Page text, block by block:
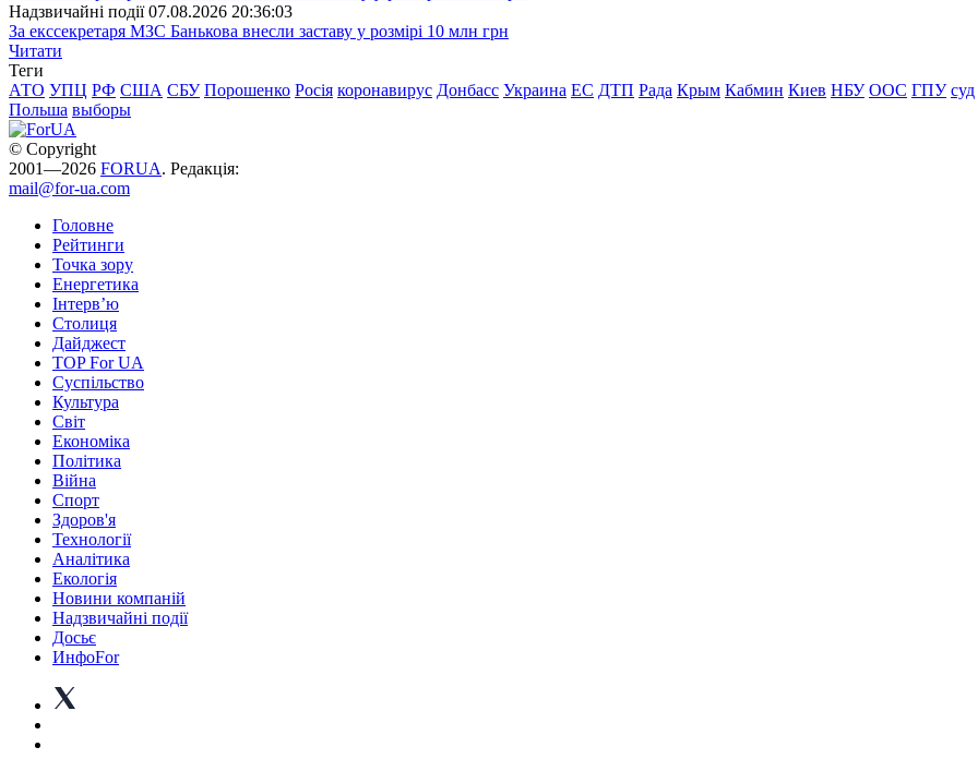
Надзвичайні події 07.08.2026 20:36:03
За екссекретаря МЗС Банькова внесли заставу у розмірі 10 млн грн
Читати
Теги
АТО УПЦ РФ США СБУ Порошенко Росія коронавирус Донбасс Украина ЕС ДТП Рада Крым Кабмин Киев НБУ ООС ГПУ суд
Польша выборы
© Copyright
2001—2026 FORUA. Редакція:
mail@for-ua.com
Головне
Рейтинги
Точка зору
Енергетика
Інтерв’ю
Столиця
Дайджест
TOP For UA
Суспiльство
Культура
Світ
Економіка
Політика
Війна
Спорт
Здоров'я
Технології
Аналітика
Екологія
Новини компаній
Надзвичайні події
Досьє
ИнфоFor